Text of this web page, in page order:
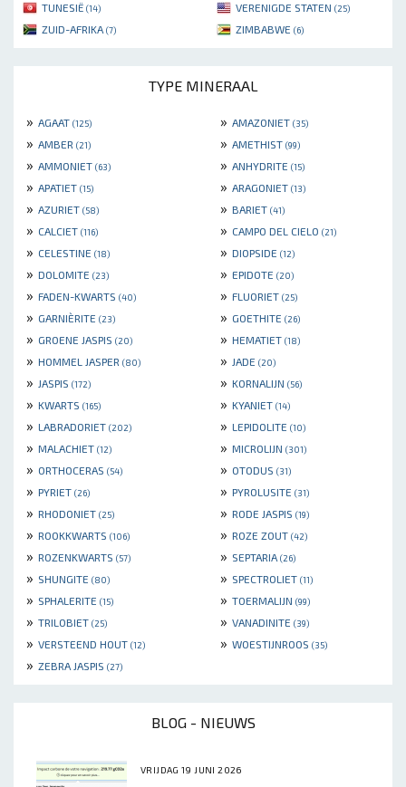
TUNESIË (14) VERENIGDE STATEN (25)
ZUID-AFRIKA (7) ZIMBABWE (6)
TYPE MINERAAL
» AGAAT (125) » AMAZONIET (35)
» AMBER (21) » AMETHIST (99)
» AMMONIET (63) » ANHYDRITE (15)
» APATIET (15) » ARAGONIET (13)
» AZURIET (58) » BARIET (41)
» CALCIET (116) » CAMPO DEL CIELO (21)
» CELESTINE (18) » DIOPSIDE (12)
» DOLOMITE (23) » EPIDOTE (20)
» FADEN-KWARTS (40) » FLUORIET (25)
» GARNIÈRITE (23) » GOETHITE (26)
» GROENE JASPIS (20) » HEMATIET (18)
» HOMMEL JASPER (80) » JADE (20)
» JASPIS (172) » KORNALIJN (56)
» KWARTS (165) » KYANIET (14)
» LABRADORIET (202) » LEPIDOLITE (10)
» MALACHIET (12) » MICROLIJN (301)
» ORTHOCERAS (54) » OTODUS (31)
» PYRIET (26) » PYROLUSITE (31)
» RHODONIET (25) » RODE JASPIS (19)
» ROOKKWARTS (106) » ROZE ZOUT (42)
» ROZENKWARTS (57) » SEPTARIA (26)
» SHUNGITE (80) » SPECTROLIET (11)
» SPHALERITE (15) » TOERMALIJN (99)
» TRILOBIET (25) » VANADINITE (39)
» VERSTEEND HOUT (12) » WOESTIJNROOS (35)
» ZEBRA JASPIS (27)
BLOG - NIEUWS
VRIJDAG 19 JUNI 2026